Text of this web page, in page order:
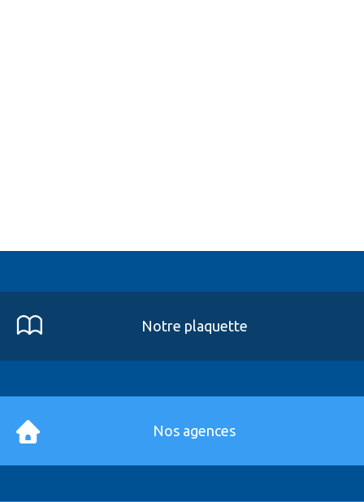
Notre plaquette
Nos agences